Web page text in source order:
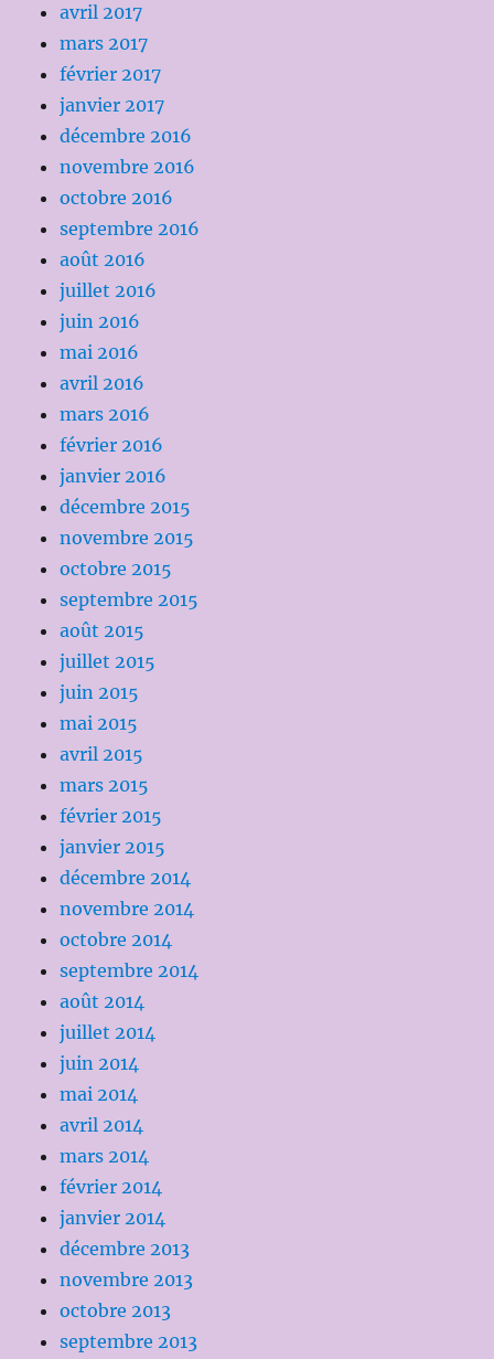
avril 2017
mars 2017
février 2017
janvier 2017
décembre 2016
novembre 2016
octobre 2016
septembre 2016
août 2016
juillet 2016
juin 2016
mai 2016
avril 2016
mars 2016
février 2016
janvier 2016
décembre 2015
novembre 2015
octobre 2015
septembre 2015
août 2015
juillet 2015
juin 2015
mai 2015
avril 2015
mars 2015
février 2015
janvier 2015
décembre 2014
novembre 2014
octobre 2014
septembre 2014
août 2014
juillet 2014
juin 2014
mai 2014
avril 2014
mars 2014
février 2014
janvier 2014
décembre 2013
novembre 2013
octobre 2013
septembre 2013